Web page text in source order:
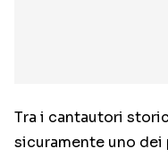
Tra i cantautori
sicuramente uno